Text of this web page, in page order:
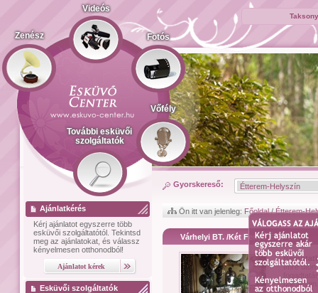
Zenész
Videós
Fotós
Vőfély
További esküvői
szolgáltatók
Ajánlatkérés
Kérj ajánlatot egyszerre több
esküvői szolgáltatótól. Tekintsd
meg az ajánlatokat, és válassz
kényelmesen otthonodból!
Esküvői szolgáltatók
Gyorskereső:
Ön itt van jelenleg: Főoldal/Étterem-
Várhelyi BT. /Két Fenyő Étterem
Imre úton